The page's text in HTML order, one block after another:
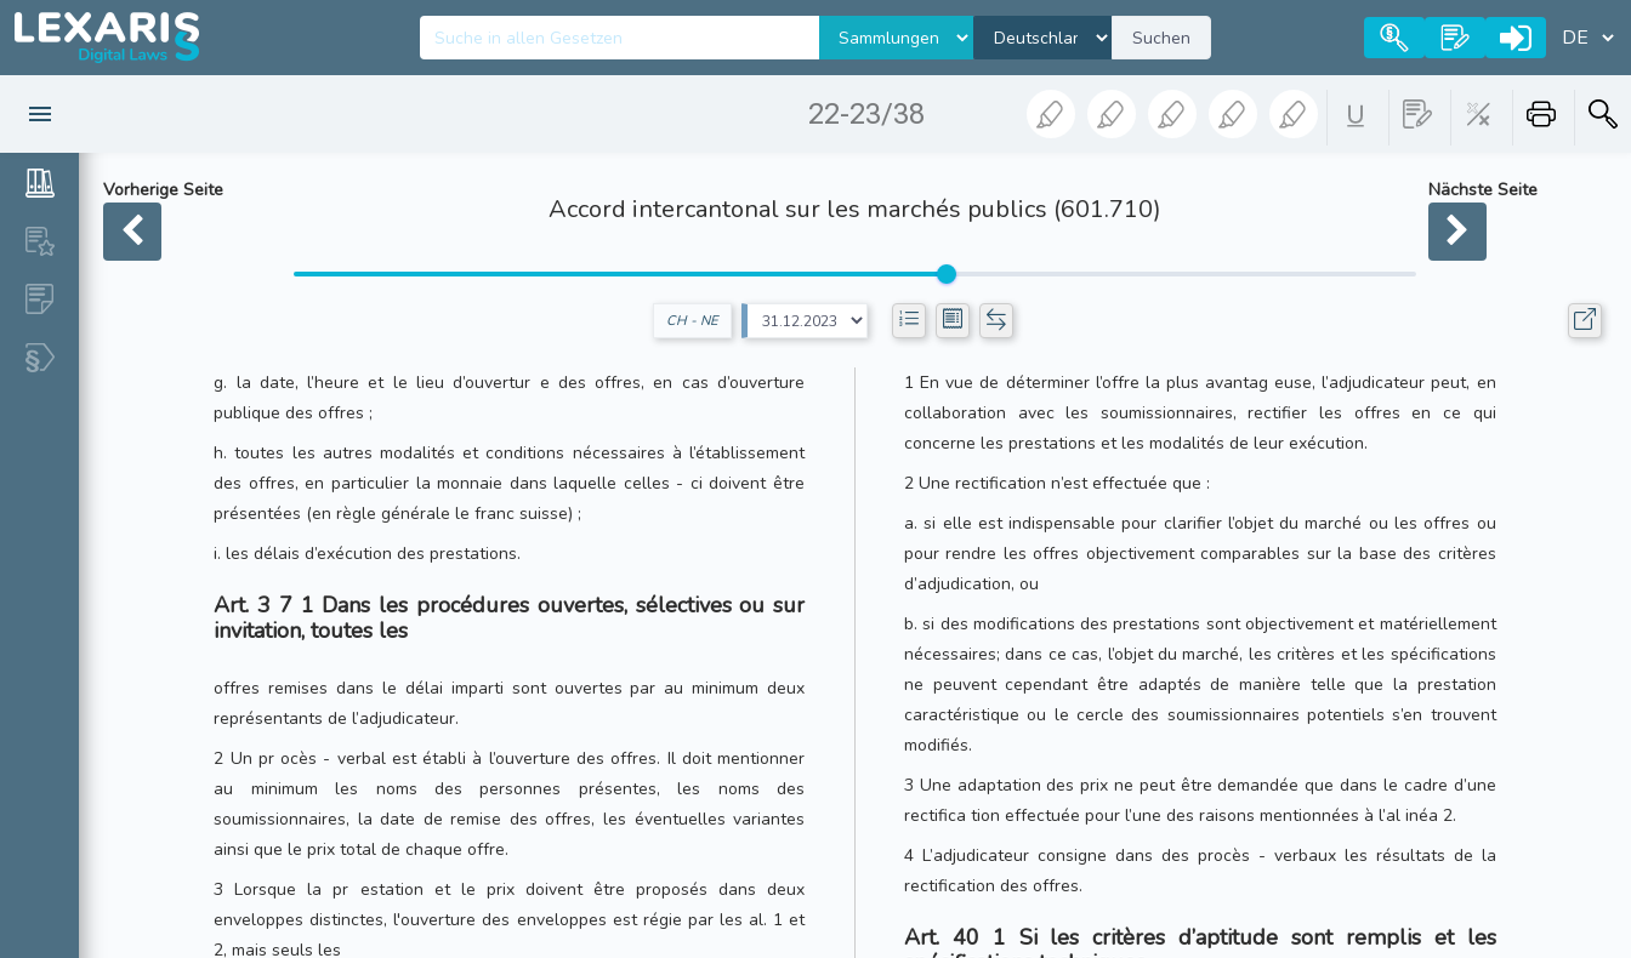
Suchen
22-23/38
Vorherige Seite
Accord intercantonal sur les marchés publics (601.710)
Nächste Seite
CH - NE
g. la date, l’heure et le lieu d’ouvertur e des offres, en cas d’ouverture
publique des offres ;
h. toutes les autres modalités et conditions nécessaires à l’établissement
des offres, en particulier la monnaie dans laquelle celles - ci doivent être
présentées (en règle générale le franc suisse) ;
i. les délais d’exécution des prestations.
Art. 3 7 1 Dans les procédures ouvertes, sélectives ou sur
invitation, toutes les
offres remises dans le délai imparti sont ouvertes par au minimum deux
représentants de l’adjudicateur.
2 Un pr ocès - verbal est établi à l’ouverture des offres. Il doit mentionner
au minimum les noms des personnes présentes, les noms des
soumissionnaires, la date de remise des offres, les éventuelles variantes
ainsi que le prix total de chaque offre.
3 Lorsque la pr estation et le prix doivent être proposés dans deux
enveloppes distinctes, l'ouverture des enveloppes est régie par les al. 1 et
2, mais seuls les
1 En vue de déterminer l’offre la plus avantag euse, l’adjudicateur peut, en
collaboration avec les soumissionnaires, rectifier les offres en ce qui
concerne les prestations et les modalités de leur exécution.
2 Une rectification n’est effectuée que :
a. si elle est indispensable pour clarifier l’objet du marché ou les offres ou
pour rendre les offres objectivement comparables sur la base des critères
d’adjudication, ou
b. si des modifications des prestations sont objectivement et matériellement
nécessaires; dans ce cas, l’objet du marché, les critères et les spécifications
ne peuvent cependant être adaptés de manière telle que la prestation
caractéristique ou le cercle des soumissionnaires potentiels s’en trouvent
modifiés.
3 Une adaptation des prix ne peut être demandée que dans le cadre d’une
rectifica tion effectuée pour l’une des raisons mentionnées à l’al inéa 2.
4 L’adjudicateur consigne dans des procès - verbaux les résultats de la
rectification des offres.
Art. 40 1 Si les critères d’aptitude sont remplis et les